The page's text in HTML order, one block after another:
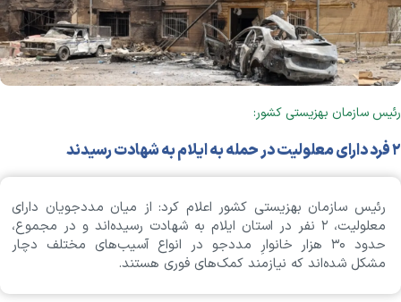
رئیس سازمان بهزیستی کشور:
۲ فرد دارای معلولیت در حمله به ایلام به شهادت رسیدند
رئیس سازمان بهزیستی کشور اعلام کرد: از میان مددجویان دارای
معلولیت، ۲ نفر در استان ایلام به شهادت رسیده‌اند و در مجموع،
حدود ۳۰ هزار خانوارِ مددجو در انواع آسیب‌های مختلف دچار
مشکل شده‌اند که نیازمند کمک‌های فوری هستند.